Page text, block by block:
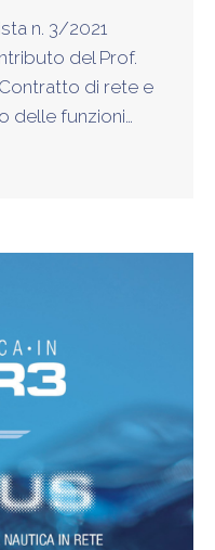
n. 3/2021
del Prof.
di rete e
delle funzioni…